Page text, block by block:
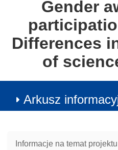
Gender
Differences
of
Arkusz
Informacje na temat projektu